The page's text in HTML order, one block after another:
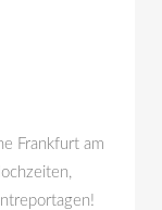
Frankfurt am